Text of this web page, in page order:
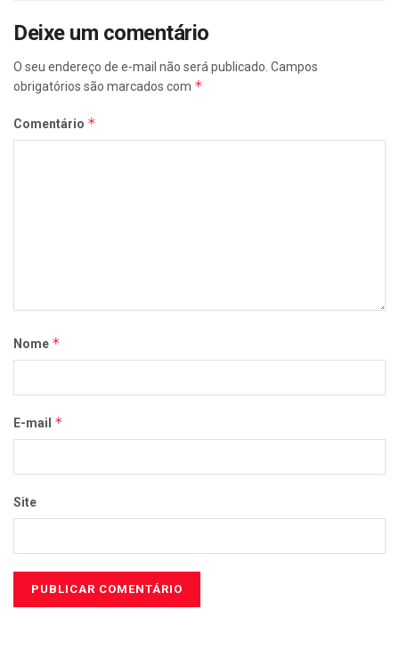
Deixe um comentário
O seu endereço de e-mail não será publicado. Campos
obrigatórios são marcados com *
Comentário *
Nome *
E-mail *
Site